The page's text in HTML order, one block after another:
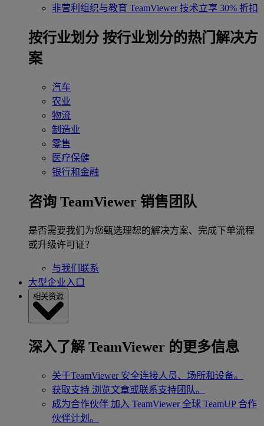
非营利组织与教育 TeamViewer 技术立享 30% 折扣
‌按行业划分 按行业划分的热门解决方
案
汽车
农业
物流
制造业
零售
医疗保健
银行和金融
咨询 TeamViewer 销售团队
是否需要我们为您甄选理想的解决方案、完成下单流程
或升级许可证？
与我们联系
大型企业入口
相关资源
深入了解 TeamViewer 的更多信息
关于TeamViewer 安全连接人员、场所和设备。
获取支持 浏览文章或联系支持团队。
成为合作伙伴 加入 TeamViewer 全球 TeamUP 合作
伙伴计划。